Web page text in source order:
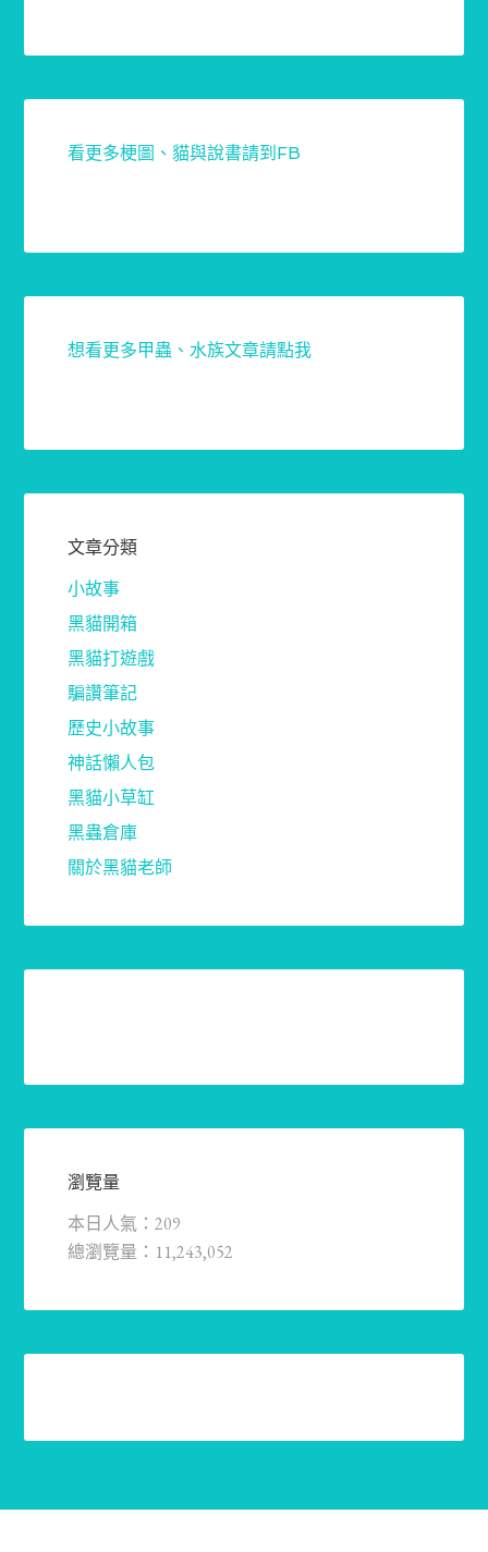
看更多梗圖、貓與說書請到FB
想看更多甲蟲、水族文章請點我
文章分類
小故事
黑貓開箱
黑貓打遊戲
騙讚筆記
歷史小故事
神話懶人包
黑貓小草缸
黑蟲倉庫
關於黑貓老師
瀏覽量
本日人氣：209
總瀏覽量：11,243,052